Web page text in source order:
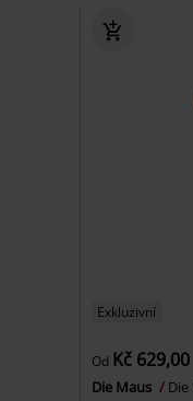
Exkluzivní
Od Kč 629,00
Die Maus